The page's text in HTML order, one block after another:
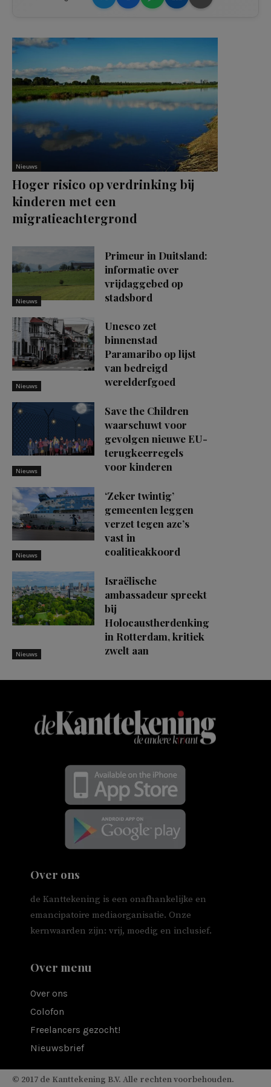
Nieuws
Hoger risico op verdrinking bij
kinderen met een
migratieachtergrond
Nieuws
Primeur in Duitsland:
informatie over
vrijdaggebed op
stadsbord
Nieuws
Unesco zet
binnenstad
Paramaribo op lijst
van bedreigd
werelderfgoed
Nieuws
Save the Children
waarschuwt voor
gevolgen nieuwe EU-
terugkeerregels
voor kinderen
Nieuws
‘Zeker twintig’
gemeenten leggen
verzet tegen azc’s
vast in
coalitieakkoord
Nieuws
Israëlische
ambassadeur spreekt
bij
Holocaustherdenking
in Rotterdam, kritiek
zwelt aan
Over ons
de Kanttekening is een onafhankelijke en
emancipatoire mediaorganisatie. Onze
kernwaarden zijn: vrij, moedig en inclusief.
Over menu
Over ons
Colofon
Freelancers gezocht!
Nieuwsbrief
© 2017 de Kanttekening B.V. Alle rechten voorbehouden.